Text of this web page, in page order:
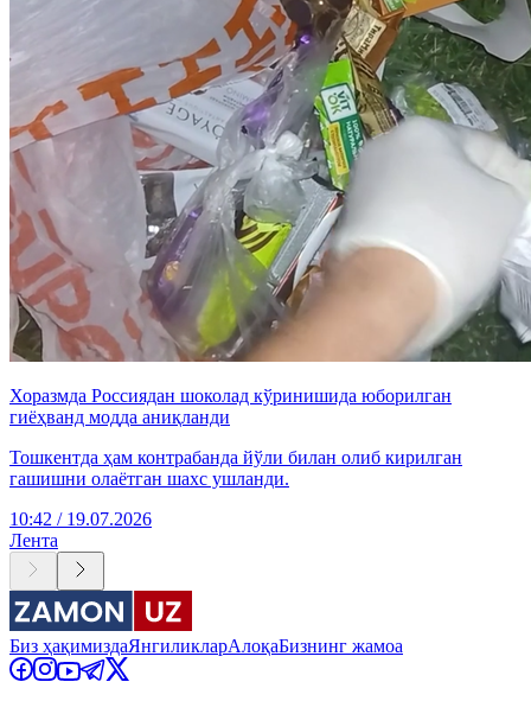
Хоразмда Россиядан шоколад кўринишида юборилган
гиёҳванд модда аниқланди
Тошкентда ҳам контрабанда йўли билан олиб кирилган
гашишни олаётган шахс ушланди.
10:42 / 19.07.2026
Лента
Биз ҳақимиздаЯнгиликларАлоқаБизнинг жамоа